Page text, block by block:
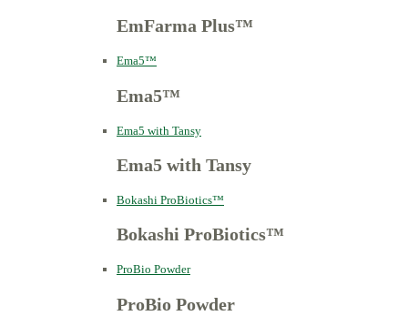
EmFarma Plus™
Ema5™
Ema5™
Ema5 with Tansy
Ema5 with Tansy
Bokashi ProBiotics™
Bokashi ProBiotics™
ProBio Powder
ProBio Powder